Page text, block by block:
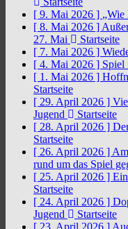
[ 9. Mai 2026 ] „Wie
[ 8. Mai 2026 ]
27. Mai
Startseite
[ 7. Mai 2026 ]
[ 4. Mai 2026 ] Spiel
[ 1. Mai 2026 ]
Startseite
[ 29. April 2026 ]
Jugend
Startseite
[ 28. April 2026 ]
Startseite
[ 26. April 2026 ]
rund um das Spiel
[ 25. April 2026 ]
Startseite
[ 24. April 2026 ]
Jugend
Startseite
[ 23. April 2026 ]